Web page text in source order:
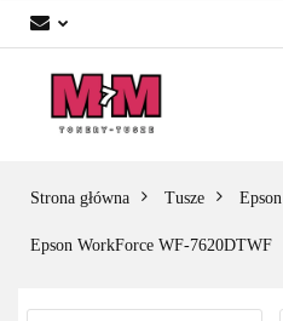
Strona główna Tusze Epson
Epson WorkForce WF-7620DTWF